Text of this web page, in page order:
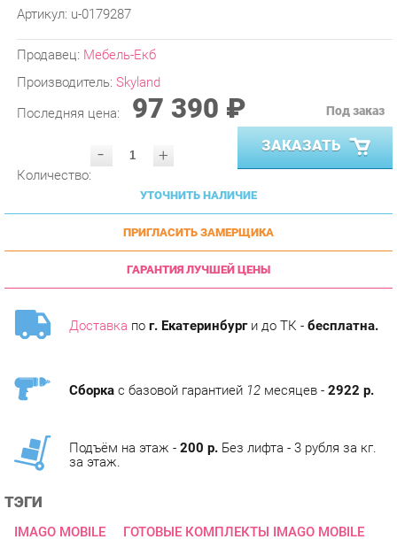
Производитель:Skyland
Последняя цена: 97 390 ₽
- ЗАКАЗАТЬ
УТОЧНИТЬ НАЛИЧИЕ
ПРИГЛАСИТЬ ЗАМЕРЩИКА
ГАРАНТИЯ ЛУЧШЕЙ ЦЕНЫ
Доставкапог. Екатеринбурги до ТК -бесплатна.
ТЭГИ
ОПИСАНИЕ